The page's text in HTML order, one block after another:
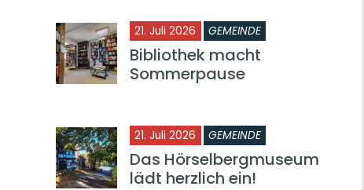
21. Juli 2026 GEMEINDE
Bibliothek macht
Sommerpause
21. Juli 2026 GEMEINDE
Das Hörselbergmuseum
lädt herzlich ein!